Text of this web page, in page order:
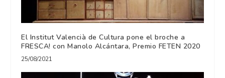
El Institut Valencià de Cultura pone el broche a
FRESCA! con Manolo Alcántara, Premio FETEN 2020
25/08/2021